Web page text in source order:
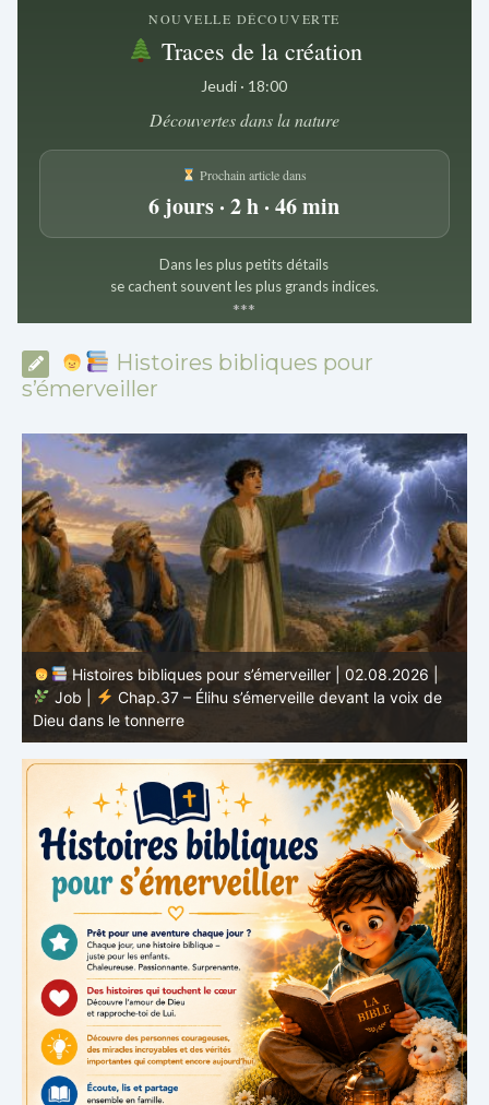
NOUVELLE DÉCOUVERTE
Traces de la création
Jeudi · 18:00
Découvertes dans la nature
Prochain article dans
6 jours · 2 h · 46 min
Dans les plus petits détails
se cachent souvent les plus grands indices.
***
Histoires bibliques pour
s’émerveiller
Histoires bibliques pour s’émerveiller | 01.08.2026 |
Job |
Chap.36 – Élihu continue de parler de la
grandeur de Dieu